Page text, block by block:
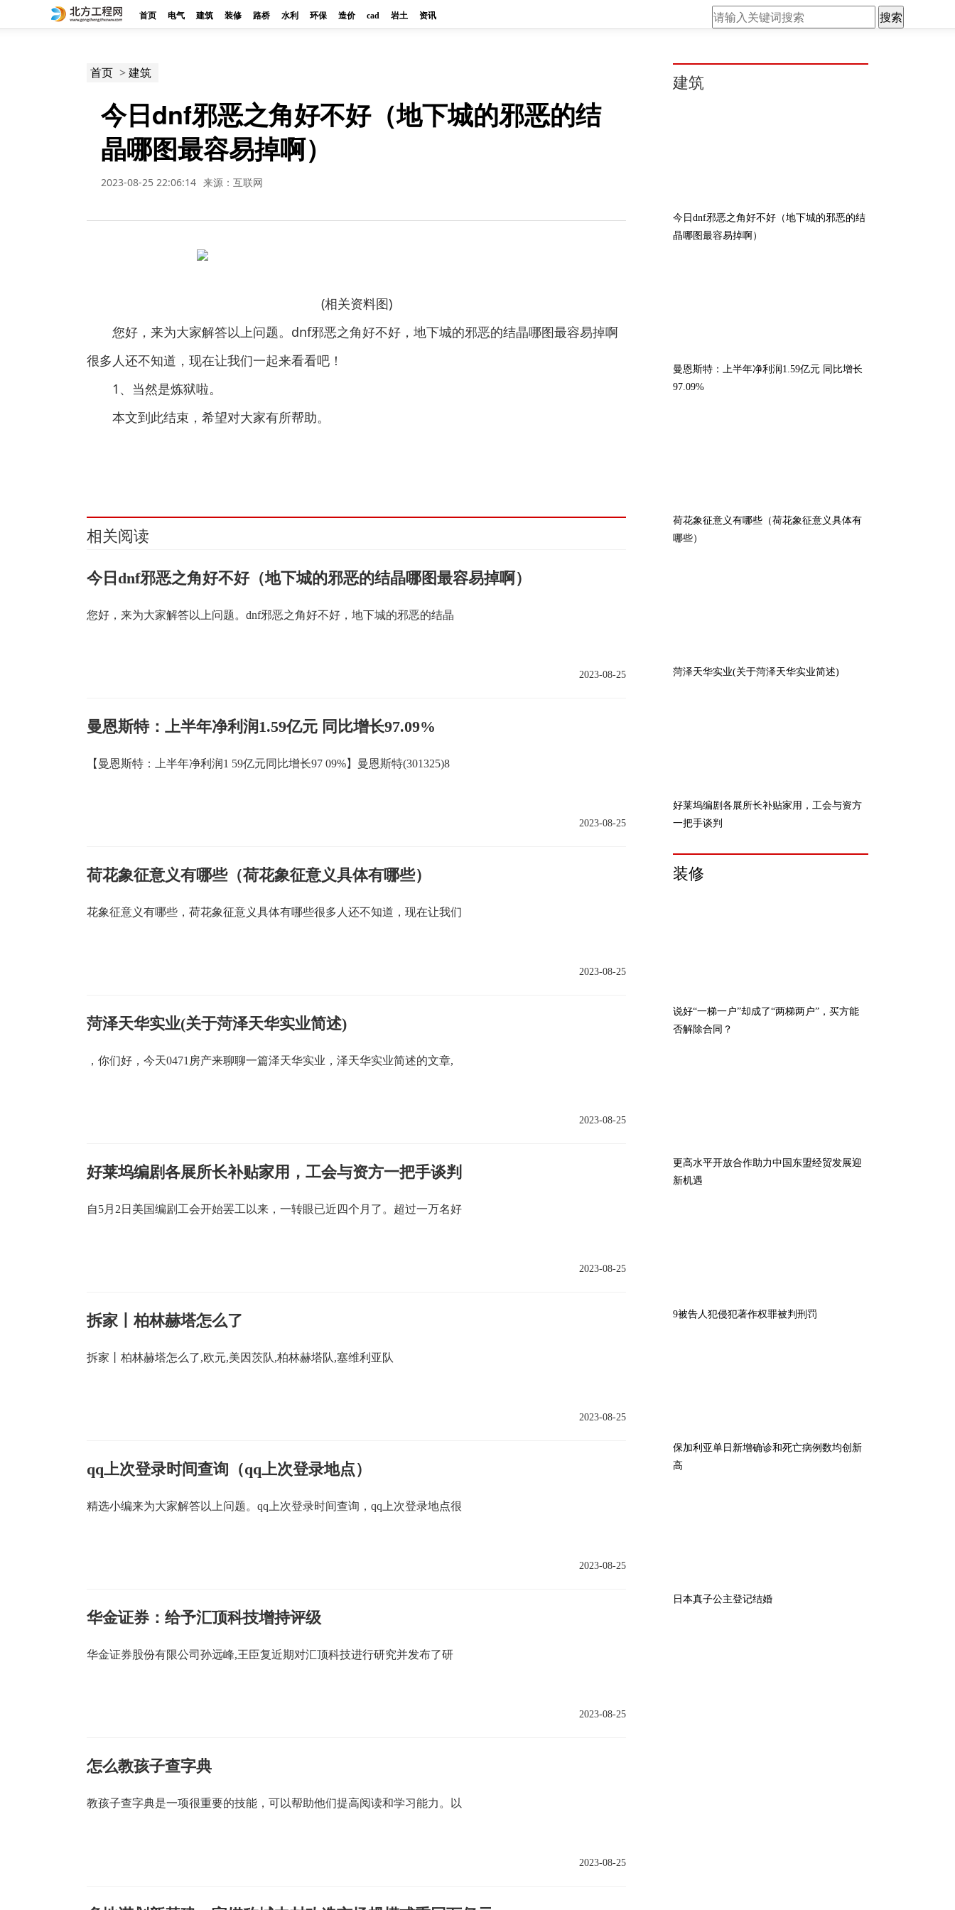
首页 电气 建筑 装修 路桥 水利 环保 造价 cad 岩土 资讯 搜索
首页 > 建筑
今日dnf邪恶之角好不好（地下城的邪恶的结
晶哪图最容易掉啊）
2023-08-25 22:06:14 来源：互联网
(相关资料图)
您好，来为大家解答以上问题。dnf邪恶之角好不好，地下城的邪恶的结晶哪图最容易掉啊
很多人还不知道，现在让我们一起来看看吧！
1、当然是炼狱啦。
本文到此结束，希望对大家有所帮助。
相关阅读
今日dnf邪恶之角好不好（地下城的邪恶的结晶哪图最容易掉啊）
您好，来为大家解答以上问题。dnf邪恶之角好不好，地下城的邪恶的结晶
2023-08-25
曼恩斯特：上半年净利润1.59亿元 同比增长97.09%
【曼恩斯特：上半年净利润1 59亿元同比增长97 09%】曼恩斯特(301325)8
2023-08-25
荷花象征意义有哪些（荷花象征意义具体有哪些）
花象征意义有哪些，荷花象征意义具体有哪些很多人还不知道，现在让我们
2023-08-25
菏泽天华实业(关于菏泽天华实业简述)
，你们好，今天0471房产来聊聊一篇泽天华实业，泽天华实业简述的文章,
2023-08-25
好莱坞编剧各展所长补贴家用，工会与资方一把手谈判
自5月2日美国编剧工会开始罢工以来，一转眼已近四个月了。超过一万名好
2023-08-25
拆家丨柏林赫塔怎么了
拆家丨柏林赫塔怎么了,欧元,美因茨队,柏林赫塔队,塞维利亚队
2023-08-25
qq上次登录时间查询（qq上次登录地点）
精选小编来为大家解答以上问题。qq上次登录时间查询，qq上次登录地点很
2023-08-25
华金证券：给予汇顶科技增持评级
华金证券股份有限公司孙远峰,王臣复近期对汇顶科技进行研究并发布了研
2023-08-25
怎么教孩子查字典
教孩子查字典是一项很重要的技能，可以帮助他们提高阅读和学习能力。以
2023-08-25
建筑
今日dnf邪恶之角好不好（地下城的邪恶的结
晶哪图最容易掉啊）
曼恩斯特：上半年净利润1.59亿元 同比增长
97.09%
荷花象征意义有哪些（荷花象征意义具体有
哪些）
菏泽天华实业(关于菏泽天华实业简述)
好莱坞编剧各展所长补贴家用，工会与资方
一把手谈判
装修
说好“一梯一户”却成了“两梯两户”，买方能
否解除合同？
更高水平开放合作助力中国东盟经贸发展迎
新机遇
9被告人犯侵犯著作权罪被判刑罚
保加利亚单日新增确诊和死亡病例数均创新
高
日本真子公主登记结婚